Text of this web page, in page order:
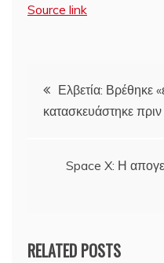
Source link
Πλοήγηση
άρθρων
Ελβετία: Βρέθηκε
κατασκευάστηκε
Space X: Η
RELATED POSTS